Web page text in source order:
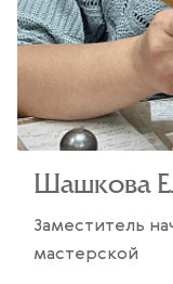
Шашкова
Заместитель
мастерской